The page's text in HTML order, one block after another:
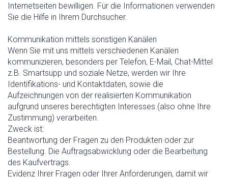
Internetseiten bewilligen. Für die Informationen verwenden
Sie die Hilfe in Ihrem Durchsucher.
Kommunikation mittels sonstigen Kanälen
Wenn Sie mit uns mittels verschiedenen Kanälen
kommunizieren, besonders per Telefon, E-Mail, Chat-Mittel
z.B. Smartsupp und soziale Netze, werden wir Ihre
Identifikations- und Kontaktdaten, sowie die
Aufzeichnungen von der realisierten Kommunikation
aufgrund unseres berechtigten Interesses (also ohne Ihre
Zustimmung) verarbeiten.
Zweck ist:
Beantwortung der Fragen zu den Produkten oder zur
Bestellung. Die Auftragsabwicklung oder die Bearbeitung
des Kaufvertrags.
Evidenz Ihrer Fragen oder Ihrer Anforderungen, damit wir